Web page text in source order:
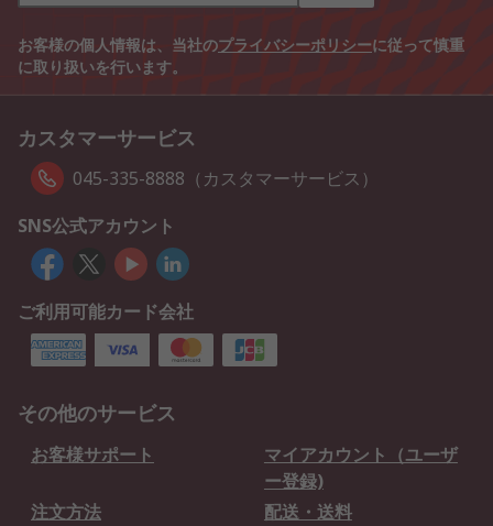
お客様の個人情報は、当社のプライバシーポリシーに従って慎重
に取り扱いを行います。
カスタマーサービス
045-335-8888（カスタマーサービス）
SNS公式アカウント
ご利用可能カード会社
その他のサービス
お客様サポート
マイアカウント（ユーザ
ー登録)
注文方法
配送・送料